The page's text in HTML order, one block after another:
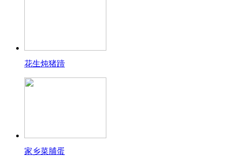
花生炖猪蹄
家乡菜脯蛋